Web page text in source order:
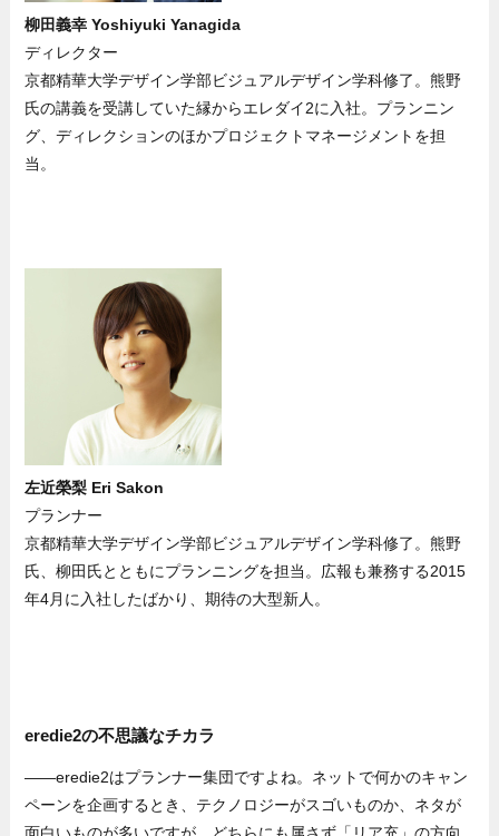
柳田義幸 Yoshiyuki Yanagida
ディレクター
京都精華大学デザイン学部ビジュアルデザイン学科修了。熊野
氏の講義を受講していた縁からエレダイ2に入社。プランニン
グ、ディレクションのほかプロジェクトマネージメントを担
当。
左近榮梨 Eri Sakon
プランナー
京都精華大学デザイン学部ビジュアルデザイン学科修了。熊野
氏、柳田氏とともにプランニングを担当。広報も兼務する2015
年4月に入社したばかり、期待の大型新人。
eredie2の不思議なチカラ
——eredie2はプランナー集団ですよね。ネットで何かのキャン
ペーンを企画するとき、テクノロジーがスゴいものか、ネタが